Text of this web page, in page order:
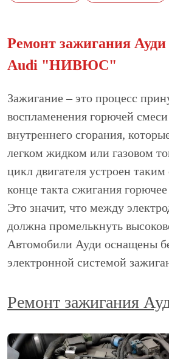
Ремонт зажигания Ауди
Audi "НИВЮС"
Зажигание – это процесс
воспламенения горючей смеси
внутреннего сгорания,
легком жидком или газовом
цикл двигателя устроен
конце такта сжигания
Это значит, что между
должна промелькнуть
Автомобили Ауди оснащены
электронной системой
Ремонт зажигания